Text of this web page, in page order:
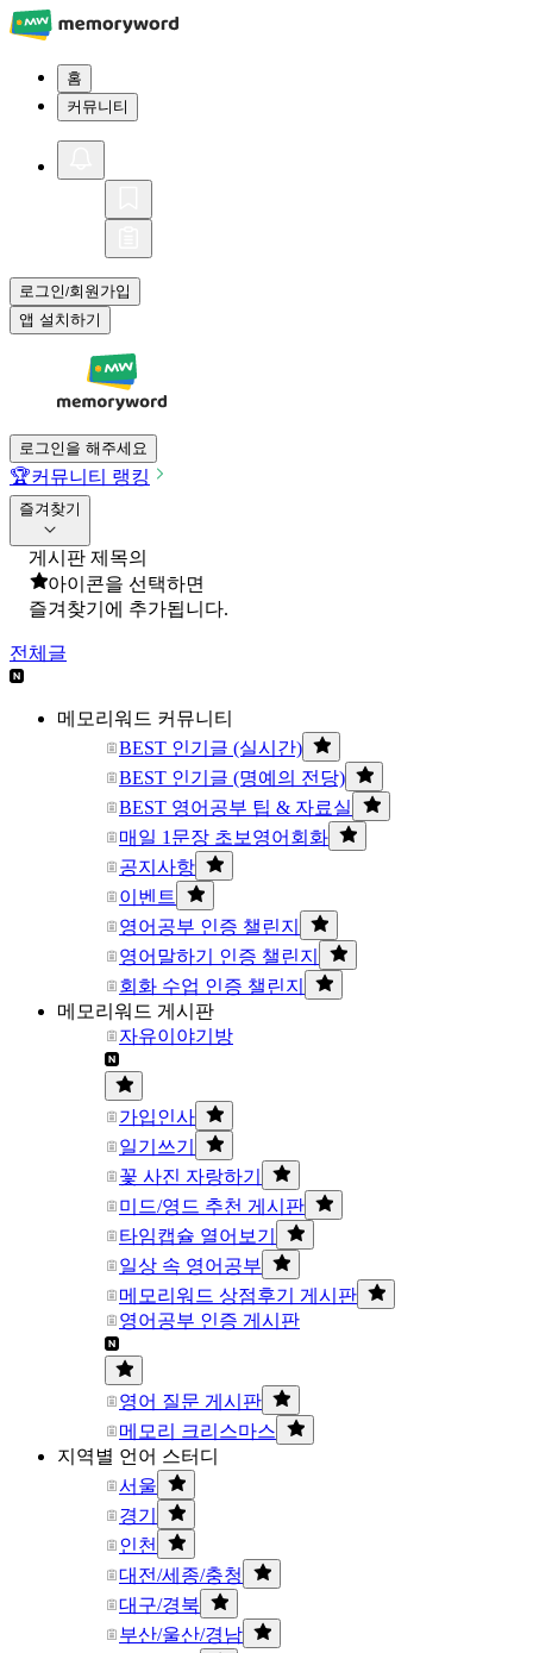
홈
커뮤니티
로그인/회원가입
앱 설치하기
로그인을 해주세요
🏆커뮤니티 랭킹
즐겨찾기
게시판 제목의
아이콘을 선택하면
즐겨찾기에 추가됩니다.
전체글
메모리워드 커뮤니티
BEST 인기글 (실시간)
BEST 인기글 (명예의 전당)
BEST 영어공부 팁 & 자료실
매일 1문장 초보영어회화
공지사항
이벤트
영어공부 인증 챌린지
영어말하기 인증 챌린지
회화 수업 인증 챌린지
메모리워드 게시판
자유이야기방
가입인사
일기쓰기
꽃 사진 자랑하기
미드/영드 추천 게시판
타임캡슐 열어보기
일상 속 영어공부
메모리워드 상점후기 게시판
영어공부 인증 게시판
영어 질문 게시판
메모리 크리스마스
지역별 언어 스터디
서울
경기
인천
대전/세종/충청
대구/경북
부산/울산/경남